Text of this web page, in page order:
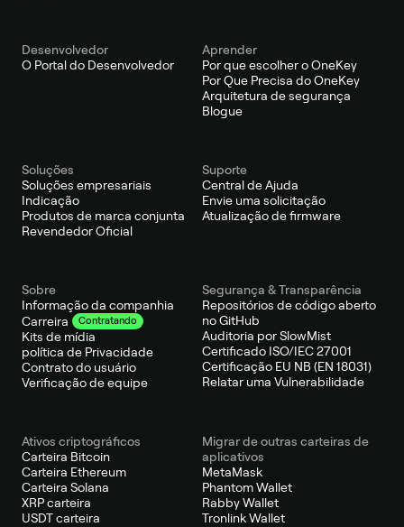
Desenvolvedor
O Portal do Desenvolvedor
Aprender
Por que escolher o OneKey
Por Que Precisa do OneKey
Arquitetura de segurança
Blogue
Soluções
Soluções empresariais
Indicação
Produtos de marca conjunta
Revendedor Oficial
Suporte
Central de Ajuda
Envie uma solicitação
Atualização de firmware
Sobre
Informação da companhia
Carreira
Contratando
Kits de mídia
política de Privacidade
Contrato do usuário
Verificação de equipe
Segurança & Transparência
Repositórios de código aberto
no GitHub
Auditoria por SlowMist
Certificado ISO/IEC 27001
Certificação EU NB (EN 18031)
Relatar uma Vulnerabilidade
Ativos criptográficos
Carteira Bitcoin
Carteira Ethereum
Carteira Solana
XRP carteira
USDT carteira
Migrar de outras carteiras de
aplicativos
MetaMask
Phantom Wallet
Rabby Wallet
Tronlink Wallet